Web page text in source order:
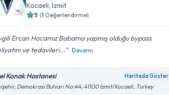
Kocaeli, İzmit
5 (1 Değerlendirme)
Ercan Hocamız Babama yapmış olduğu bypass
ve tedavileri...
Devamı
Konak Hastanesi Haritada Göster
Demokrasi Bulvarı No:44, 41100 İzmit/Kocaeli, Turkey